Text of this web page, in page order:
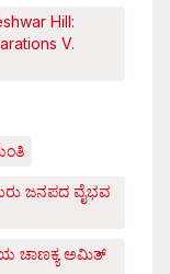
Hill:
V.
ಜನಪದ ವೈಭವ
ಚಾಣಕ್ಯ ಅಮಿತ್